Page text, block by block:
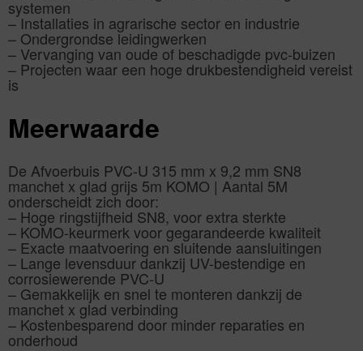
systemen
– Installaties in agrarische sector en industrie
– Ondergrondse leidingwerken
– Vervanging van oude of beschadigde pvc-buizen
– Projecten waar een hoge drukbestendigheid vereist
is
Meerwaarde
De Afvoerbuis PVC-U 315 mm x 9,2 mm SN8
manchet x glad grijs 5m KOMO | Aantal 5M
onderscheidt zich door:
– Hoge ringstijfheid SN8, voor extra sterkte
– KOMO-keurmerk voor gegarandeerde kwaliteit
– Exacte maatvoering en sluitende aansluitingen
– Lange levensduur dankzij UV-bestendige en
corrosiewerende PVC-U
– Gemakkelijk en snel te monteren dankzij de
manchet x glad verbinding
– Kostenbesparend door minder reparaties en
onderhoud